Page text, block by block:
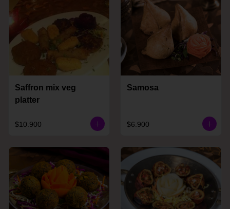
Saffron mix veg
platter
$10.900
Samosa
$6.900